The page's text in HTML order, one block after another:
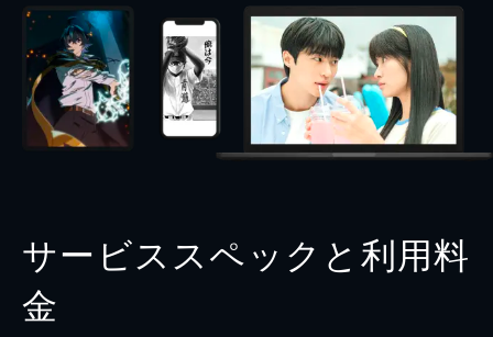
サービススペックと利用料
金